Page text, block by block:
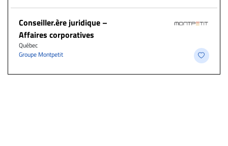
Conseiller.ère juridique –
Affaires corporatives
Québec
Groupe Montpetit